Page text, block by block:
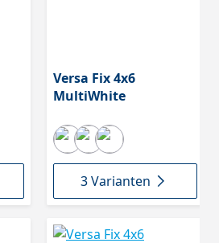
Versa Fix 4x6
MultiWhite
3 Varianten